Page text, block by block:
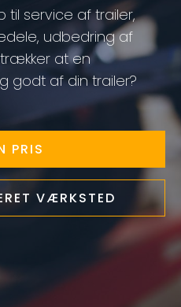
service af trailer,
udbedring af
at en
godt af din trailer?
PRIS
VÆRKSTED